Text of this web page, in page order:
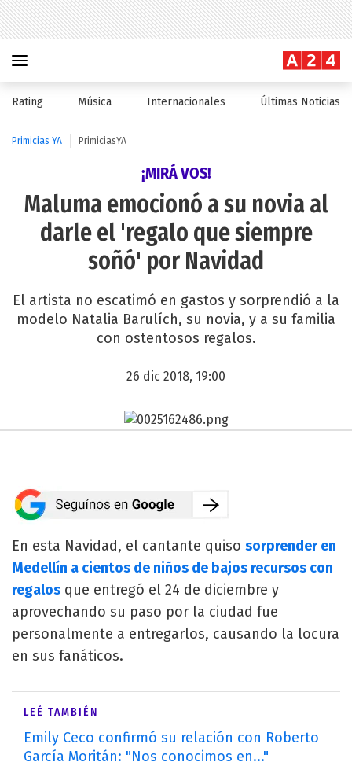
Rating Música Internacionales Últimas Noticias
Primicias YA PrimiciasYA
¡MIRÁ VOS!
Maluma emocionó a su novia al
darle el 'regalo que siempre
soñó' por Navidad
El artista no escatimó en gastos y sorprendió a la
modelo Natalia Barulích, su novia, y a su familia
con ostentosos regalos.
26 dic 2018, 19:00
En esta Navidad, el cantante quiso sorprender en
Medellín a cientos de niños de bajos recursos con
regalos que entregó el 24 de diciembre y
aprovechando su paso por la ciudad fue
personalmente a entregarlos, causando la locura
en sus fanáticos.
LEÉ TAMBIÉN
Emily Ceco confirmó su relación con Roberto
García Moritán: "Nos conocimos en..."